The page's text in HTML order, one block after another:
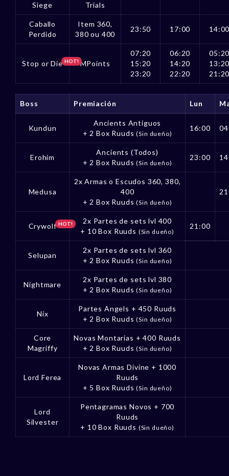
Siege
Trials
Caballo
Perdido
Item 360,
380 ou 400
23:50 17:00
Stop or Die HOT! MPoints
07:20
15:20
23:20
06:20
14:20
22:20
Boss Premiación Lun
Kundun
Ancients Antiguos
+ 2 Box Ruuds(Sin dueño)
16:00
Erohim
Ancients (Todos)
+ 2 Box Ruuds(Sin dueño)
23:00
Medusa
2x Armas o Escudos 360, 380,
400
+ 2 Box Ruuds(Sin dueño)
Crywolf HOT!
2x Partes de sets lvl 400
+ 10 Box Ruuds (Sin dueño)
21:00
Selupan
2x Partes de sets lvl 360
+ 2 Box Ruuds(Sin dueño)
Nightmare
2x Partes de sets lvl 380
+ 2 Box Ruuds(Sin dueño)
Nix
Partes Angels + 450 Ruuds
+ 2 Box Ruuds(Sin dueño)
Core
Magriffy
Novas Montarias + 400 Ruuds
+ 2 Box Ruuds(Sin dueño)
Lord Ferea
Novas Armas Divine + 1000
Ruuds
+ 5 Box Ruuds(Sin dueño)
Lord
Silvester
Pentagramas Novos + 700
Ruuds
+ 10 Box Ruuds (Sin dueño)